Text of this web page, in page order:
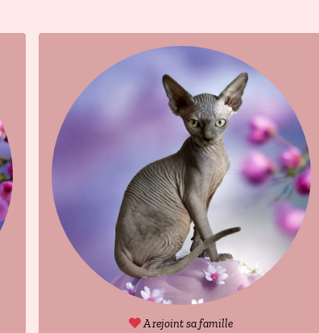
A rejoint sa famille